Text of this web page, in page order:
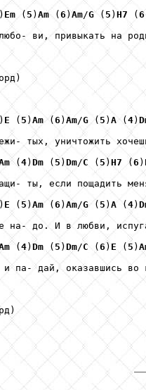
) Em (5 ) Am ( 6 )Am/G ( 5 ) H7 ( 6
ви, привыкать на
) E ( 5 ) Am ( 6 ) Am/G ( 5 ) A ( 4)
тых, уничтожить
( 4)Dm ( 5 ) Dm/C ( 5 )H7 (6 )
ты, если пощадить
) E ( 5 )Am ( 6 ) Am/G ( 5 ) A ( 4)
на- до. И в любви,
( 4)Dm ( 5 )Dm/C ( 6 ) E (5 )
и па- дай, оказавшись